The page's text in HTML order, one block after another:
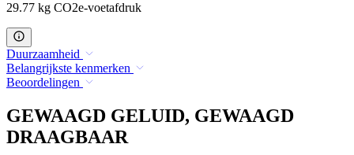
29.77 kg CO2e-voetafdruk
Duurzaamheid
Belangrijkste kenmerken
Beoordelingen
GEWAAGD GELUID, GEWAAGD
DRAAGBAAR